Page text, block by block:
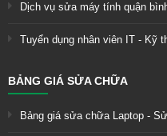
Dịch vụ sửa máy tính quận
Tuyển dụng nhân viên IT - Kỹ
BẢNG GIÁ SỬA CHỮA
Bảng giá sửa chữa Laptop -